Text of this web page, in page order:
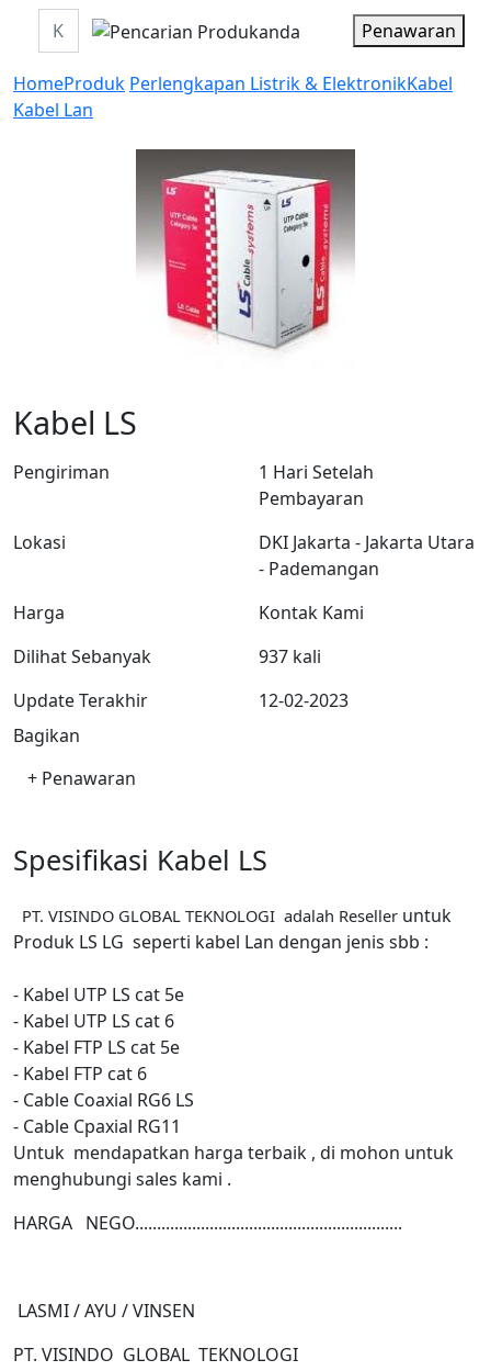
Penawaran
HomeProduk Perlengkapan Listrik & ElektronikKabel
Kabel Lan
Kabel LS
Pengiriman
1 Hari Setelah
Pembayaran
Lokasi
DKI Jakarta - Jakarta Utara
- Pademangan
Harga
Kontak Kami
Dilihat Sebanyak
937 kali
Update Terakhir
12-02-2023
Bagikan
+ Penawaran
Spesifikasi Kabel LS
PT. VISINDO GLOBAL TEKNOLOGI adalah Reseller untuk
Produk LS LG seperti kabel Lan dengan jenis sbb :
- Kabel UTP LS cat 5e
- Kabel UTP LS cat 6
- Kabel FTP LS cat 5e
- Kabel FTP cat 6
- Cable Coaxial RG6 LS
- Cable Cpaxial RG11
Untuk mendapatkan harga terbaik , di mohon untuk
menghubungi sales kami .
HARGA NEGO.............................................................
LASMI / AYU / VINSEN
PT. VISINDO GLOBAL TEKNOLOGI